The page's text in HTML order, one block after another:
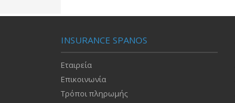
INSURANCE SPANOS
Εταιρεία
Επικοινωνία
Τρόποι πληρωμής